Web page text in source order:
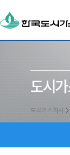
도시가스회사 >